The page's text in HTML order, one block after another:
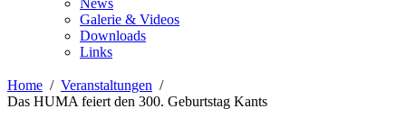
News
Galerie & Videos
Downloads
Links
Home
Veranstaltungen
Das HUMA feiert den 300. Geburtstag Kants